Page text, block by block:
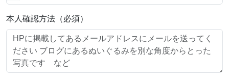
本人確認方法（必須）